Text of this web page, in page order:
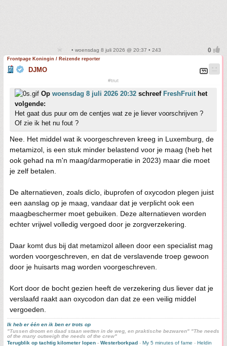
• woensdag 8 juli 2026 @ 20:37 • 243
Frontpage Koningin / Reizende reporter
DJMO
#trut
Op woensdag 8 juli 2026 20:32 schreef FreshFruithet
volgende:
Het gaat dus puur om de centjes wat ze je liever voorschrijven ?
Of zie ik het nu fout ?
Nee. Het middel wat ik voorgeschreven kreeg in Luxemburg, de
metamizol, is een stuk minder belastend voor je maag (heb het
ook gehad na m'n maag/darmoperatie in 2023) maar die moet
je zelf betalen.
De alternatieven, zoals diclo, ibuprofen of oxycodon plegen juist
een aanslag op je maag, vandaar dat je verplicht ook een
maagbeschermer moet gebuiken. Deze alternatieven worden
echter vrijwel volledig vergoed door je zorgverzekering.
Daar komt dus bij dat metamizol alleen door een specialist mag
worden voorgeschreven, en dat de verslavende troep gewoon
door je huisarts mag worden voorgeschreven.
Kort door de bocht gezien heeft de verzekering dus liever dat je
verslaafd raakt aan oxycodon dan dat ze een veilig middel
vergoeden.
Ik heb er één en ik ben er trots op
"Tussen droom en daad staan wetten in de weg, en praktische bezwaren" "The needs
of the many outweigh the needs of the crew"
Terugblik op tachtig kilometer lopen - Westerborkpad - My 5 minutes of fame - Heldin